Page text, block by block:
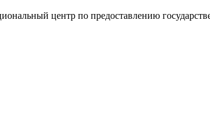
центр по предоставлению